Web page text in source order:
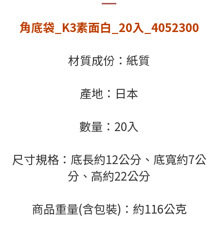
角底袋_K3素面白_20入_4052300
材質成份：紙質
產地：日本
數量：20入
尺寸規格：底長約12公分、底寬約7公
分、高約22公分
商品重量(含包裝)：約116公克